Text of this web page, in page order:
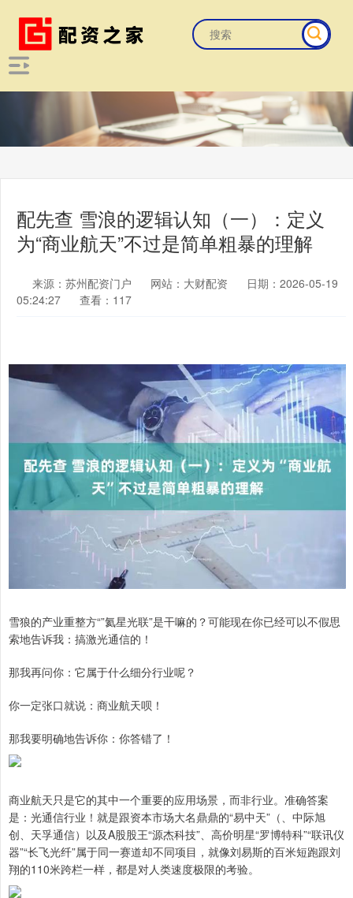
配先查 雪浪的逻辑认知（一）：定义
为“商业航天”不过是简单粗暴的理解
来源：苏州配资门户 网站：大财配资
日期：2026-05-19
05:24:27
查看：117
雪狼的产业重整方“”氦星光联”是干嘛的？可能现在你已经可以不假思
索地告诉我：搞激光通信的！
那我再问你：它属于什么细分行业呢？
你一定张口就说：商业航天呗！
那我要明确地告诉你：你答错了！
商业航天只是它的其中一个重要的应用场景，而非行业。准确答案
是：光通信行业！就是跟资本市场大名鼎鼎的“易中天”（、中际旭
创、天孚通信）以及A股股王“源杰科技”、高价明星“罗博特科”“联讯仪
器”“长飞光纤”属于同一赛道却不同项目，就像刘易斯的百米短跑跟刘
翔的110米跨栏一样，都是对人类速度极限的考验。